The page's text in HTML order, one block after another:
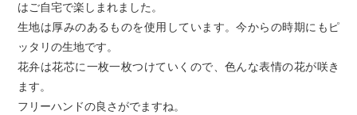
はご自宅で楽しまれました。
生地は厚みのあるものを使用しています。今からの時期にもピ
ッタリの生地です。
花弁は花芯に一枚一枚つけていくので、色んな表情の花が咲き
ます。
フリーハンドの良さがでますね。